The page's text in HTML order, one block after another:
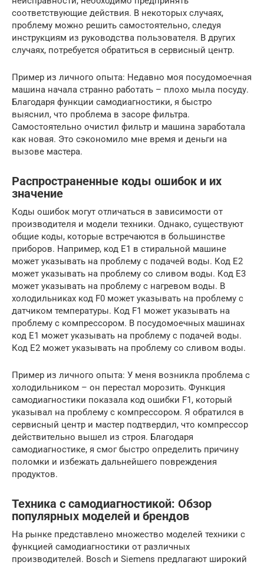
соответствующие действия. В некоторых случаях,
проблему можно решить самостоятельно, следуя
инструкциям из руководства пользователя. В других
случаях, потребуется обратиться в сервисный центр.
Пример из личного опыта: Недавно моя посудомоечная
машина начала странно работать – плохо мыла посуду.
Благодаря функции самодиагностики, я быстро
выяснил, что проблема в засоре фильтра.
Самостоятельно очистил фильтр и машина заработала
как новая. Это сэкономило мне время и деньги на
вызове мастера.
Распространенные коды ошибок и их
значение
Коды ошибок могут отличаться в зависимости от
производителя и модели техники. Однако, существуют
общие коды, которые встречаются в большинстве
приборов. Например, код E1 в стиральной машине
может указывать на проблему с подачей воды. Код E2
может указывать на проблему со сливом воды. Код E3
может указывать на проблему с нагревом воды. В
холодильниках код F0 может указывать на проблему с
датчиком температуры. Код F1 может указывать на
проблему с компрессором. В посудомоечных машинах
код E1 может указывать на проблему с подачей воды.
Код E2 может указывать на проблему со сливом воды.
Пример из личного опыта: У меня возникла проблема с
холодильником – он перестал морозить. Функция
самодиагностики показала код ошибки F1, который
указывал на проблему с компрессором. Я обратился в
сервисный центр и мастер подтвердил, что компрессор
действительно вышел из строя. Благодаря
самодиагностике, я смог быстро определить причину
поломки и избежать дальнейшего повреждения
продуктов.
Техника с самодиагностикой: Обзор
популярных моделей и брендов
На рынке представлено множество моделей техники с
функцией самодиагностики от различных
производителей. Bosch и Siemens предлагают широкий